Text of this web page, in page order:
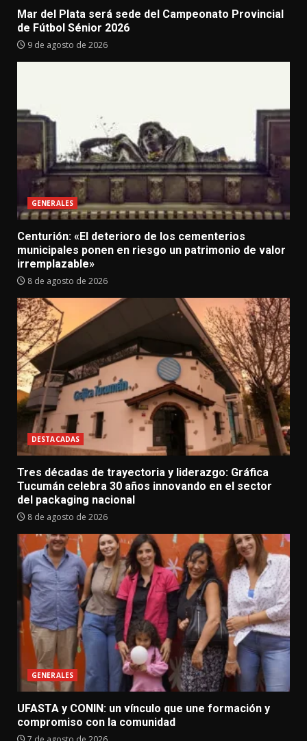
Mar del Plata será sede del Campeonato Provincial
de Fútbol Sénior 2026
9 de agosto de 2026
GENERALES
Centurión: «El deterioro de los cementerios
municipales ponen en riesgo un patrimonio de valor
irremplazable»
8 de agosto de 2026
DESTACADAS
Tres décadas de trayectoria y liderazgo: Gráfica
Tucumán celebra 30 años innovando en el sector
del packaging nacional
8 de agosto de 2026
GENERALES
UFASTA y CONIN: un vínculo que une formación y
compromiso con la comunidad